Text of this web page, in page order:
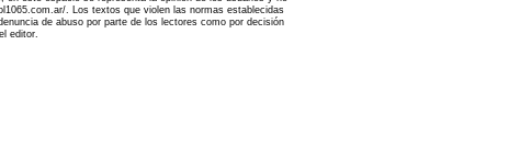
. Los textos que violen las normas establecidas
de abuso por parte de los lectores como por decisión
editor.